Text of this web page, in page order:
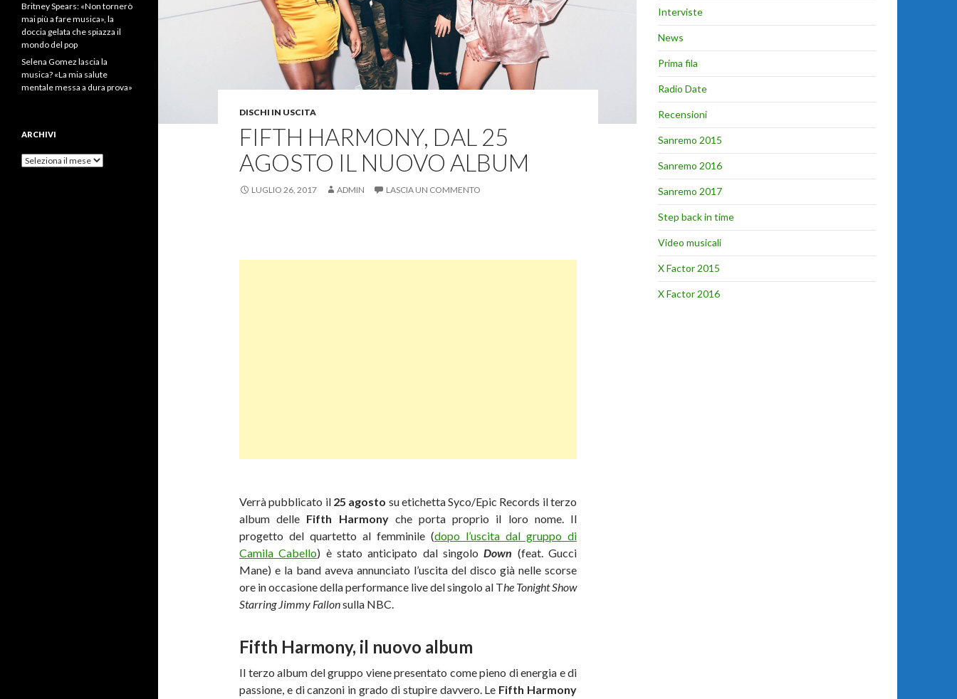
DISCHI IN USCITA
FIFTH HARMONY, DAL 25
AGOSTO IL NUOVO ALBUM
LUGLIO 26, 2017 ADMIN LASCIA UN COMMENTO
Verrà pubblicato il 25 agosto su etichetta Syco/Epic Records il terzo
album delle Fifth Harmonyche porta proprio il loro nome. Il
progetto del quartetto al femminile (dopo l’uscita dal gruppo di
Camila Cabello) è stato anticipato dal singoloDown (feat. Gucci
Mane) e la band aveva annunciato l’uscita del disco già nelle scorse
ore in occasione della performance live del singolo al The Tonight Show
Starring Jimmy Fallonsulla NBC.
Fifth Harmony, il nuovo album
Il terzo album del gruppo viene presentato come pieno di energia e di
passione, e di canzoni in grado di stupire davvero. Le Fifth Harmony
Interviste
News
Prima fila
Radio Date
Recensioni
Sanremo 2015
Sanremo 2016
Sanremo 2017
Step back in time
Video musicali
X Factor 2015
X Factor 2016
Britney Spears: «Non tornerò
mai più a fare musica», la
doccia gelata che spiazza il
mondo del pop
Selena Gomez lascia la
musica? «La mia salute
mentale messa a dura prova»
ARCHIVI
Archivi